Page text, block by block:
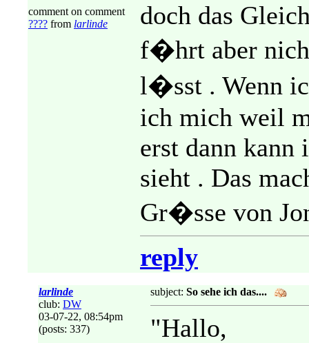
comment on comment
???? from larlinde
doch das
f�hrt aber
l�sst . Wenn
ich mich weil
erst dann
sieht . Das
Gr�sse von
reply
larlinde
club: DW
03-07-22, 08:54pm
(posts: 337)
subject: So sehe ich das....
"Hallo,